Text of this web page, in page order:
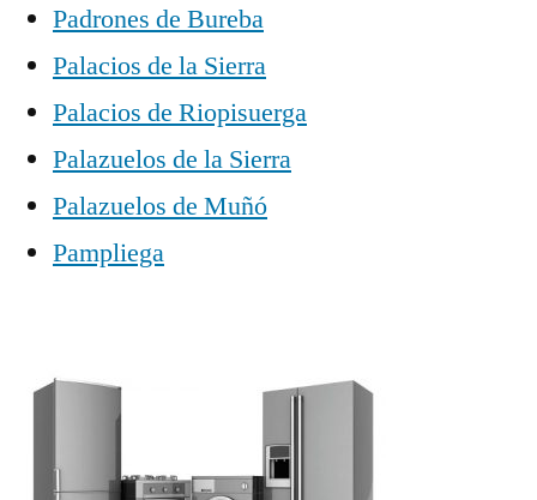
Padrones de Bureba
Palacios de la Sierra
Palacios de Riopisuerga
Palazuelos de la Sierra
Palazuelos de Muñó
Pampliega